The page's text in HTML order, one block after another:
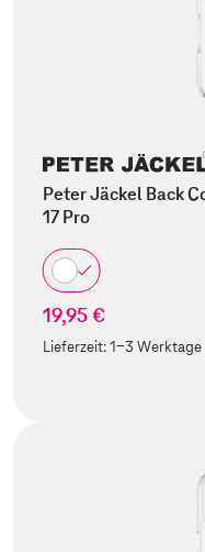
Peter Jäckel Back
17 Pro
19,95 €
Lieferzeit:1-3 Werktage